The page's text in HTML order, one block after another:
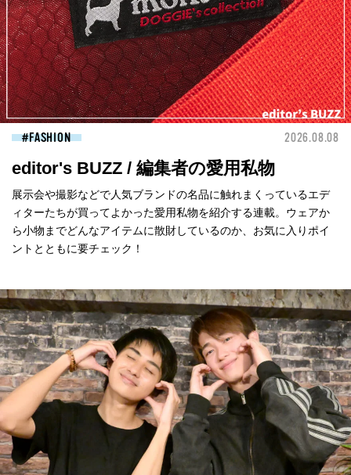
FASHION 2026.08.08
editor's BUZZ / 編集者の愛用私物
展示会や撮影などで人気ブランドの名品に触れまくっているエデ
ィターたちが買ってよかった愛用私物を紹介する連載。ウェアか
ら小物までどんなアイテムに散財しているのか、お気に入りポイ
ントとともに要チェック！